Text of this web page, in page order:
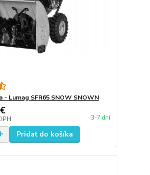
- Lumag SFR65 SNOW SNOWN
3-7 dní
Pridať do košíka